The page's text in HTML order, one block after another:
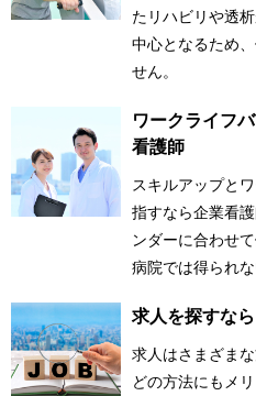
たリハビリや透
中心となるため
せん。
ワークライフ
看護師
スキルアップと
指すなら企業看
ンダーに合わせ
病院では得られ
求人を探すな
求人はさまざま
どの方法にもメ